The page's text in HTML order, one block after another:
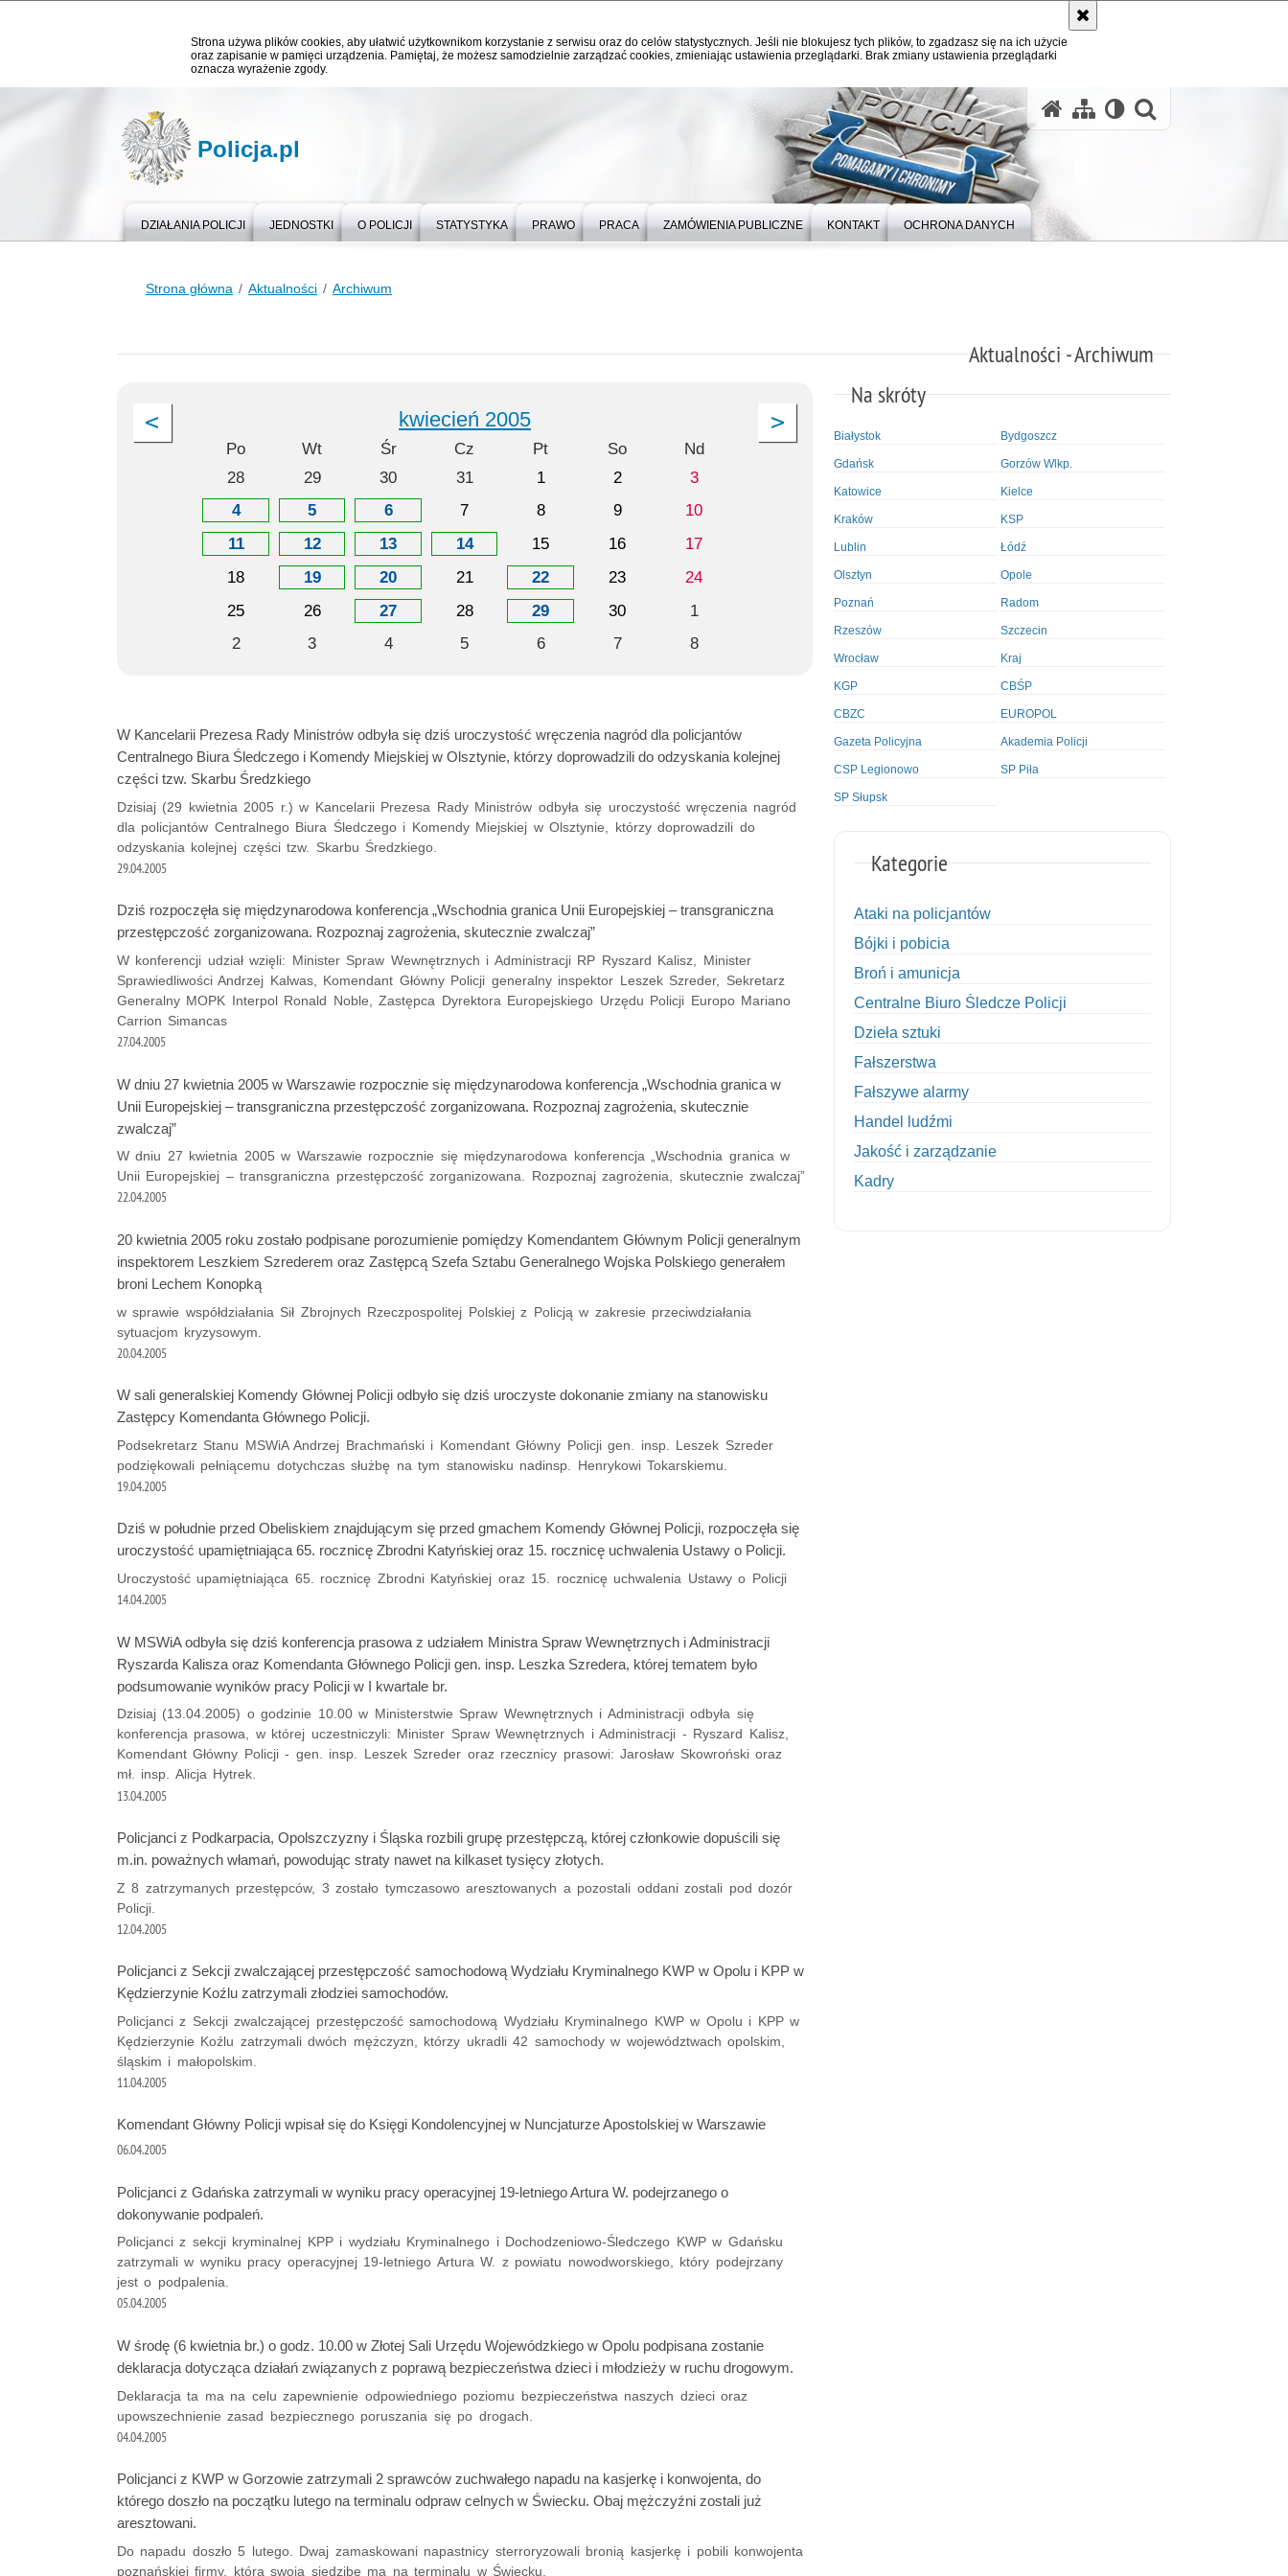
Strona używa plików cookies, aby ułatwić użytkownikom korzystanie z serwisu oraz do celów statystycznych. Jeśli nie blokujesz tych plików, to zgadzasz się na ich użycie
oraz zapisanie w pamięci urządzenia. Pamiętaj, że możesz samodzielnie zarządzać cookies, zmieniając ustawienia przeglądarki. Brak zmiany ustawienia przeglądarki
oznacza wyrażenie zgody.
Policja.pl
DZIAŁANIA POLICJI JEDNOSTKI O POLICJI STATYSTYKA PRAWO PRACA ZAMÓWIENIA PUBLICZNE KONTAKT OCHRONA DANYCH
Strona główna Aktualności Archiwum
Aktualności - Archiwum
kwiecień 2005
Po Wt Śr Cz Pt So
Nd
28
29 30 31 1 2
3
4
5 6 7 8 9
10
11
12 13 14 15 16
17
18
19 20 21 22 23
24
25
26 27 28 29 30
1
2
3 4 5 6 7 8
W Kancelarii Prezesa Rady Ministrów odbyła się dziś uroczystość wręczenia nagród dla policjantów
Centralnego Biura Śledczego i Komendy Miejskiej w Olsztynie, którzy doprowadzili do odzyskania kolejnej
części tzw. Skarbu Średzkiego
Dzisiaj (29 kwietnia 2005 r.) w Kancelarii Prezesa Rady Ministrów odbyła się uroczystość wręczenia nagród
dla policjantów Centralnego Biura Śledczego i Komendy Miejskiej w Olsztynie, którzy doprowadzili do
odzyskania kolejnej części tzw. Skarbu Średzkiego.
29.04.2005
Dziś rozpoczęła się międzynarodowa konferencja „Wschodnia granica Unii Europejskiej – transgraniczna
przestępczość zorganizowana. Rozpoznaj zagrożenia, skutecznie zwalczaj”
W konferencji udział wzięli: Minister Spraw Wewnętrznych i Administracji RP Ryszard Kalisz, Minister
Sprawiedliwości Andrzej Kalwas, Komendant Główny Policji generalny inspektor Leszek Szreder, Sekretarz
Generalny MOPK Interpol Ronald Noble, Zastępca Dyrektora Europejskiego Urzędu Policji Europo Mariano
Carrion Simancas
27.04.2005
W dniu 27 kwietnia 2005 w Warszawie rozpocznie się międzynarodowa konferencja „Wschodnia granica w
Unii Europejskiej – transgraniczna przestępczość zorganizowana. Rozpoznaj zagrożenia, skutecznie
zwalczaj”
W dniu 27 kwietnia 2005 w Warszawie rozpocznie się międzynarodowa konferencja „Wschodnia granica w
Unii Europejskiej – transgraniczna przestępczość zorganizowana. Rozpoznaj zagrożenia, skutecznie zwalczaj”
22.04.2005
20 kwietnia 2005 roku zostało podpisane porozumienie pomiędzy Komendantem Głównym Policji generalnym
inspektorem Leszkiem Szrederem oraz Zastępcą Szefa Sztabu Generalnego Wojska Polskiego generałem
broni Lechem Konopką
w sprawie współdziałania Sił Zbrojnych Rzeczpospolitej Polskiej z Policją w zakresie przeciwdziałania
sytuacjom kryzysowym.
20.04.2005
W sali generalskiej Komendy Głównej Policji odbyło się dziś uroczyste dokonanie zmiany na stanowisku
Zastępcy Komendanta Głównego Policji.
Podsekretarz Stanu MSWiA Andrzej Brachmański i Komendant Główny Policji gen. insp. Leszek Szreder
podziękowali pełniącemu dotychczas służbę na tym stanowisku nadinsp. Henrykowi Tokarskiemu.
19.04.2005
Dziś w południe przed Obeliskiem znajdującym się przed gmachem Komendy Głównej Policji, rozpoczęła się
uroczystość upamiętniająca 65. rocznicę Zbrodni Katyńskiej oraz 15. rocznicę uchwalenia Ustawy o Policji.
Uroczystość upamiętniająca 65. rocznicę Zbrodni Katyńskiej oraz 15. rocznicę uchwalenia Ustawy o Policji
14.04.2005
W MSWiA odbyła się dziś konferencja prasowa z udziałem Ministra Spraw Wewnętrznych i Administracji
Ryszarda Kalisza oraz Komendanta Głównego Policji gen. insp. Leszka Szredera, której tematem było
podsumowanie wyników pracy Policji w I kwartale br.
Dzisiaj (13.04.2005) o godzinie 10.00 w Ministerstwie Spraw Wewnętrznych i Administracji odbyła się
konferencja prasowa, w której uczestniczyli: Minister Spraw Wewnętrznych i Administracji - Ryszard Kalisz,
Komendant Główny Policji - gen. insp. Leszek Szreder oraz rzecznicy prasowi: Jarosław Skowroński oraz
mł. insp. Alicja Hytrek.
13.04.2005
Policjanci z Podkarpacia, Opolszczyzny i Śląska rozbili grupę przestępczą, której członkowie dopuścili się
m.in. poważnych włamań, powodując straty nawet na kilkaset tysięcy złotych.
Z 8 zatrzymanych przestępców, 3 zostało tymczasowo aresztowanych a pozostali oddani zostali pod dozór
Policji.
12.04.2005
Policjanci z Sekcji zwalczającej przestępczość samochodową Wydziału Kryminalnego KWP w Opolu i KPP w
Kędzierzynie Koźlu zatrzymali złodziei samochodów.
Policjanci z Sekcji zwalczającej przestępczość samochodową Wydziału Kryminalnego KWP w Opolu i KPP w
Kędzierzynie Koźlu zatrzymali dwóch mężczyzn, którzy ukradli 42 samochody w województwach opolskim,
śląskim i małopolskim.
11.04.2005
Komendant Główny Policji wpisał się do Księgi Kondolencyjnej w Nuncjaturze Apostolskiej w Warszawie
06.04.2005
Policjanci z Gdańska zatrzymali w wyniku pracy operacyjnej 19-letniego Artura W. podejrzanego o
dokonywanie podpaleń.
Policjanci z sekcji kryminalnej KPP i wydziału Kryminalnego i Dochodzeniowo-Śledczego KWP w Gdańsku
zatrzymali w wyniku pracy operacyjnej 19-letniego Artura W. z powiatu nowodworskiego, który podejrzany
jest o podpalenia.
05.04.2005
W środę (6 kwietnia br.) o godz. 10.00 w Złotej Sali Urzędu Wojewódzkiego w Opolu podpisana zostanie
deklaracja dotycząca działań związanych z poprawą bezpieczeństwa dzieci i młodzieży w ruchu drogowym.
Deklaracja ta ma na celu zapewnienie odpowiedniego poziomu bezpieczeństwa naszych dzieci oraz
upowszechnienie zasad bezpiecznego poruszania się po drogach.
04.04.2005
Policjanci z KWP w Gorzowie zatrzymali 2 sprawców zuchwałego napadu na kasjerkę i konwojenta, do
którego doszło na początku lutego na terminalu odpraw celnych w Świecku. Obaj mężczyźni zostali już
aresztowani.
Do napadu doszło 5 lutego. Dwaj zamaskowani napastnicy sterroryzowali bronią kasjerkę i pobili konwojenta
poznańskiej firmy, która swoją siedzibę ma na terminalu w Świecku.
Na skróty
Białystok Bydgoszcz
Gdańsk Gorzów Wlkp.
Katowice Kielce
Kraków KSP
Lublin Łódź
Olsztyn Opole
Poznań Radom
Rzeszów Szczecin
Wrocław Kraj
KGP CBŚP
CBZC EUROPOL
Gazeta Policyjna Akademia Policji
CSP Legionowo SP Piła
SP Słupsk
Kategorie
Ataki na policjantów
Bójki i pobicia
Broń i amunicja
Centralne Biuro Śledcze Policji
Dzieła sztuki
Fałszerstwa
Fałszywe alarmy
Handel ludźmi
Jakość i zarządzanie
Kadry